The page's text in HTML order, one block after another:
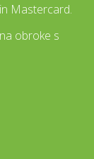
Mastercard.
obroke s